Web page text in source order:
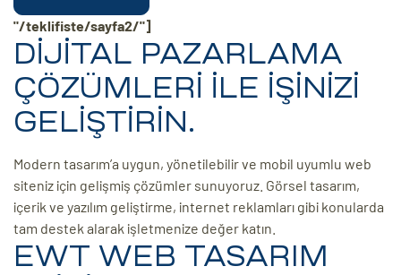
"/teklifiste/sayfa2/"]
DİJİTAL PAZARLAMA
ÇÖZÜMLERİ İLE İŞİNİZİ
GELİŞTİRİN.
Modern tasarım’a uygun, yönetilebilir ve mobil uyumlu web
siteniz için gelişmiş çözümler sunuyoruz. Görsel tasarım,
içerik ve yazılım geliştirme, internet reklamları gibi konularda
tam destek alarak işletmenize değer katın.
EWT WEB TASARIM